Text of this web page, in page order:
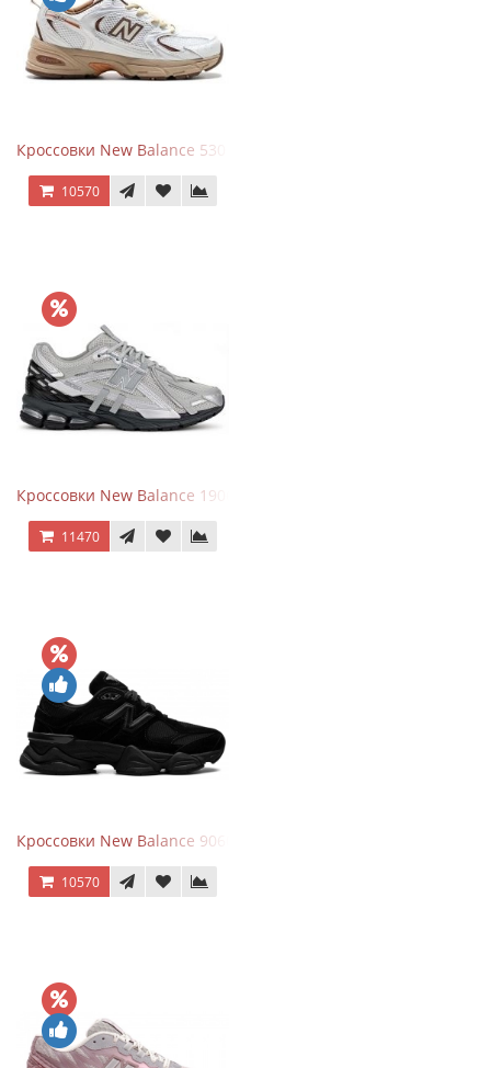
Кроссовки New Balance 530 x Niko and... Off White
10570
Кроссовки New Balance 1906 Black Silver Metallic
11470
Кроссовки New Balance 9060 Triple Black
10570